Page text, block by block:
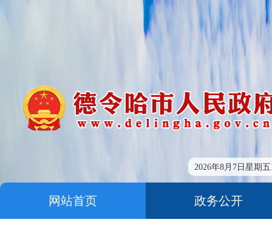
2026年8月7日星期五
网站首页 政务公开